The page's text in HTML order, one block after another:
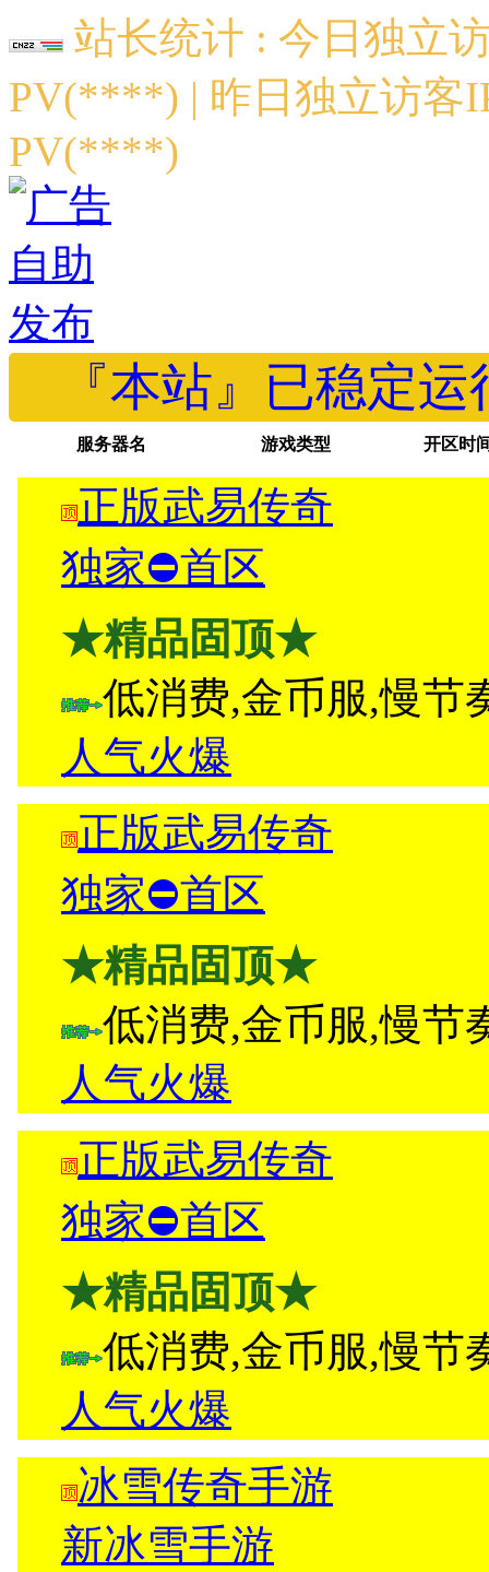
站长统计 : 今日独立
PV(****) | 昨日独立访客
PV(****)
『本站』已稳定运